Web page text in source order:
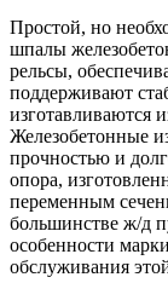
Простой, но
шпалы
рельсы,
поддерживают
изготавливаются
Железобетонные
прочностью и
опора,
переменным
большинстве ж/д
особенности
обслуживания